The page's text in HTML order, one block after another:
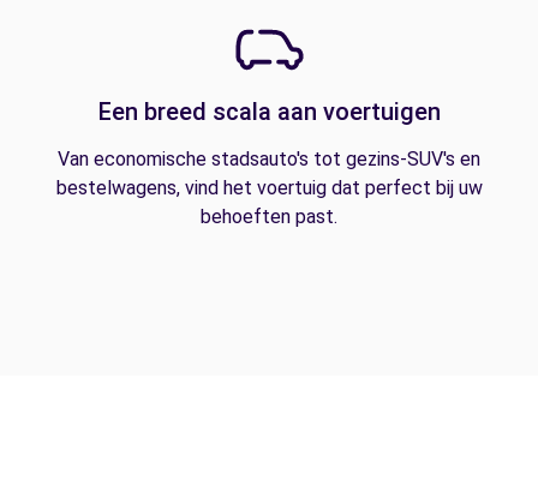
Een breed scala aan voertuigen
Van economische stadsauto's tot gezins-SUV's en
bestelwagens, vind het voertuig dat perfect bij uw
behoeften past.